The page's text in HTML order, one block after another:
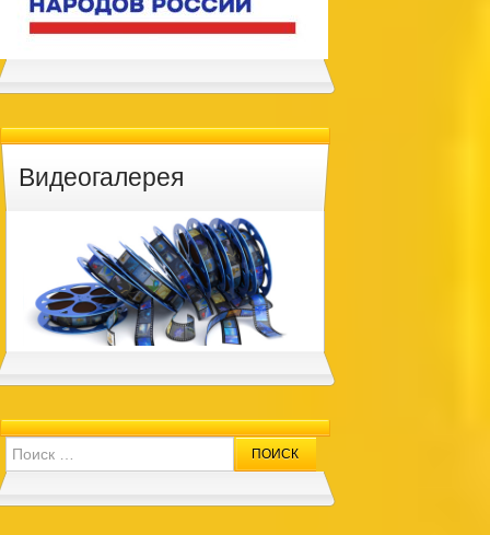
Видеогалерея
Search for: